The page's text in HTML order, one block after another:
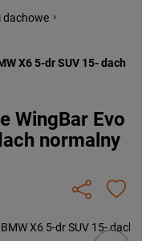
dachowe ›
X6 5-dr SUV 15- dach
WingBar Evo
normalny
Next